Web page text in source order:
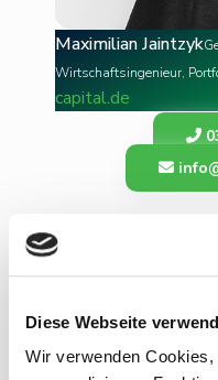
Diese Webseite
Wir verwenden
Maximilian Jaintzyk
Wirtschaftsingenieur,
capital.de